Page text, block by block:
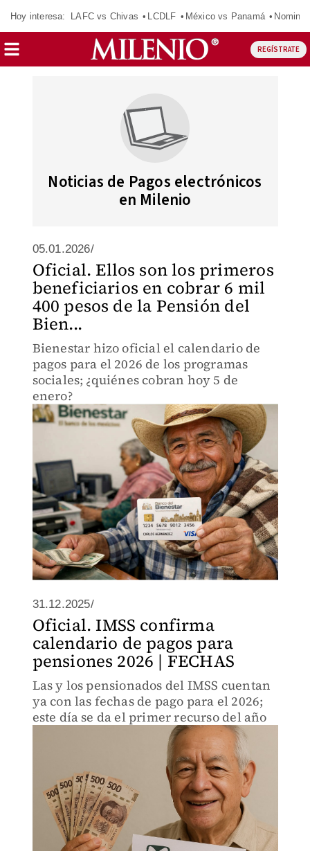
Hoy interesa: LAFC vs Chivas LCDLF México vs Panamá
REGÍSTRATE
Noticias de Pagos electrónicos
en Milenio
05.01.2026/
Oficial. Ellos son los primeros
beneficiarios en cobrar 6 mil
400 pesos de la Pensión del
Bien...
Bienestar hizo oficial el calendario de
pagos para el 2026 de los programas
sociales; ¿quiénes cobran hoy 5 de
enero?
31.12.2025/
Oficial. IMSS confirma
calendario de pagos para
pensiones 2026 | FECHAS
Las y los pensionados del IMSS cuentan
ya con las fechas de pago para el 2026;
este día se da el primer recurso del año